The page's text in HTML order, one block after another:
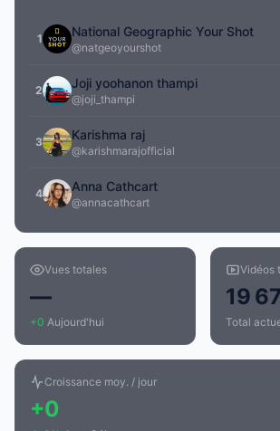
1 National Geographic Your Shot
@natgeoyourshot
2 Joji yoohanon thampi
@joji_thampi
3 Karishma raj
@karishmarajofficial
4 Anna Cathcart
@annacathcart
Vues totales
—
+0 Aujourd'hui
Vidéos
19
Total
Croissance moy. / jour
+0